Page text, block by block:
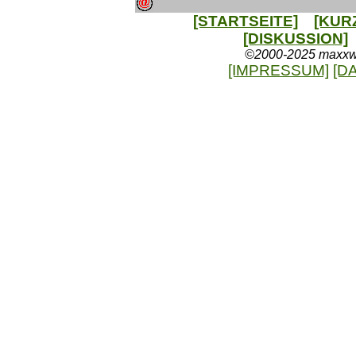
[STARTSEITE]
[DISKUSSION]
©2000-2025
[IMPRESSUM]